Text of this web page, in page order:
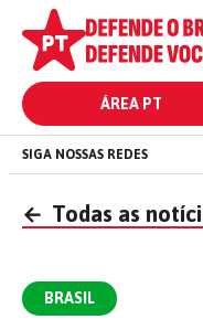
ÁREA PT
SIGA NOSSAS REDES
← Todas as
BRASIL